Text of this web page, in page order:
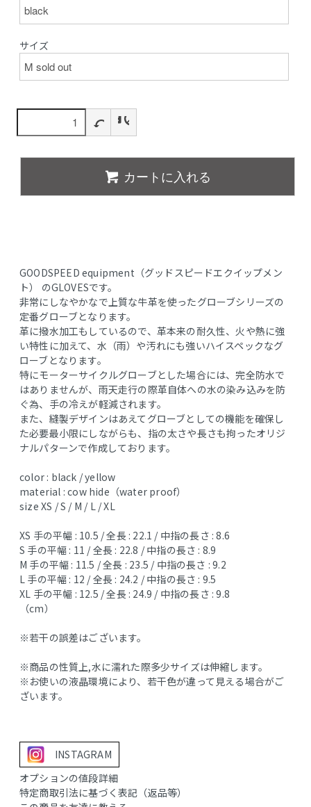
サイズ
カートに入れる
GOODSPEED equipment（グッドスピードエクイップメン
ト） のGLOVESです。
⾮常にしなやかなで上質な⽜⾰を使ったグローブシリーズの
定番グローブとなります。
⾰に撥⽔加⼯もしているので、⾰本来の耐久性、⽕や熱に強
い特性に加えて、⽔（⾬）や汚れにも強いハイスペックなグ
ローブとなります。
特にモーターサイクルグローブとした場合には、完全防水で
はありませんが、雨天走行の際革自体への水の染み込みを防
ぐ為、手の冷えが軽減されます。
また、縫製デザインはあえてグローブとしての機能を確保し
た必要最小限にしながらも、指の太さや⻑さも拘ったオリジ
ナルパターンで作成しております。
color : black / yellow
material : cow hide（water proof）
size XS / S / M / L / XL
XS 手の平幅 : 10.5 / 全長 : 22.1 / 中指の長さ : 8.6
S 手の平幅 : 11 / 全長 : 22.8 / 中指の長さ : 8.9
M 手の平幅 : 11.5 / 全長 : 23.5 / 中指の長さ : 9.2
L 手の平幅 : 12 / 全長 : 24.2 / 中指の長さ : 9.5
XL 手の平幅 : 12.5 / 全長 : 24.9 / 中指の長さ : 9.8
（cm）
※若干の誤差はございます。
※商品の性質上,水に濡れた際多少サイズは伸縮します。
※お使いの液晶環境により、若干色が違って見える場合がご
ざいます。
INSTAGRAM
オプションの値段詳細
特定商取引法に基づく表記（返品等）